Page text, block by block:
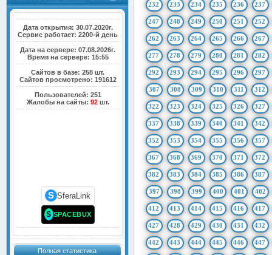
Дата открытия: 30.07.2020г.
Сервис работает: 2200-й день
Дата на сервере: 07.08.2026г.
Время на сервере: 15:55
Сайтов в базе: 258 шт.
Сайтов просмотрено: 191612
Пользователей: 251
Жалобы на сайты: 92шт.
S SferaLink
S SPACEBUX
Полная статистика
232 233 234 235 236 237
247 248 249 250 251 252
262 263 264 265 266 267
277 278 279 280 281 282
292 293 294 295 296 297
307 308 309 310 311 312
322 323 324 325 326 327
337 338 339 340 341 342
352 353 354 355 356 357
367 368 369 370 371 372
382 383 384 385 386 387
397 398 399 400 401 402
412 413 414 415 416 417
427 428 429 430 431 432
442 443 444 445 446 447